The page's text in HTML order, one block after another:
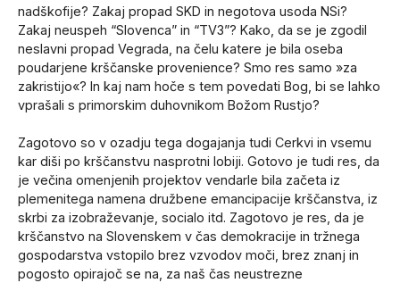
nadškofije? Zakaj propad SKD in negotova usoda NSi?
Zakaj neuspeh “Slovenca” in “TV3”? Kako, da se je zgodil
neslavni propad Vegrada, na čelu katere je bila oseba
poudarjene krščanske provenience? Smo res samo »za
zakristijo«? In kaj nam hoče s tem povedati Bog, bi se lahko
vprašali s primorskim duhovnikom Božom Rustjo?
Zagotovo so v ozadju tega dogajanja tudi Cerkvi in vsemu
kar diši po krščanstvu nasprotni lobiji. Gotovo je tudi res, da
je večina omenjenih projektov vendarle bila začeta iz
plemenitega namena družbene emancipacije krščanstva, iz
skrbi za izobraževanje, socialo itd. Zagotovo je res, da je
krščanstvo na Slovenskem v čas demokracije in tržnega
gospodarstva vstopilo brez vzvodov moči, brez znanj in
pogosto opirajoč se na, za naš čas neustrezne